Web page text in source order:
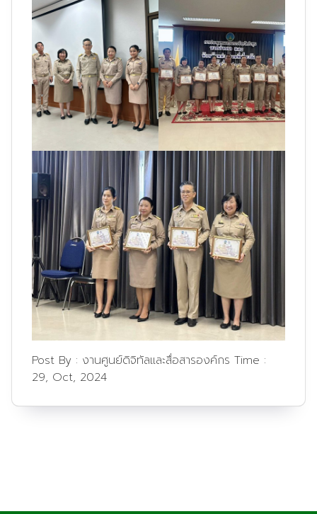
Post By : งานศูนย์ดิจิทัลและสื่อสารองค์กร Time :
29, Oct, 2024